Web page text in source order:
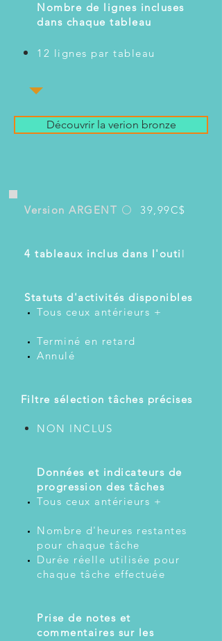
Nombre de lignes incluses
dans chaque tableau
12 lignes par tableau
Découvrir la verion bronze
Version ARGENT ⚪ 39,99C$
4 tableaux inclus dans l'outi l
Statuts d'activités disponibles
Tous ceux antérieurs +
Terminé en retard
Annulé
Filtre sélection tâches précises
NON INCLUS
Données et indicateurs de
progression des tâches
Tous ceux antérieurs +
Nombre d'heures restantes
pour chaque tâche
Durée réelle utilisée pour
chaque tâche effectuée
Prise de notes et
commentaires sur les